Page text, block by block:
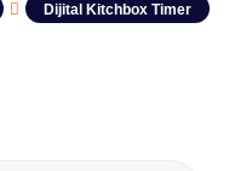
Dijital Kitchbox Timer